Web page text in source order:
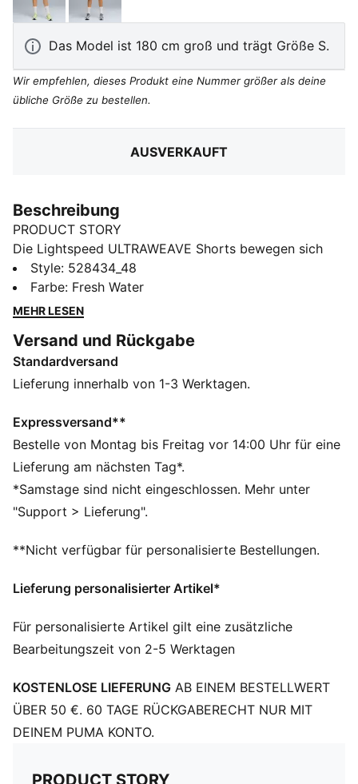
PUMA BlackApple Spritz
Das Model ist 180 cm groß und trägt Größe S.
Wir empfehlen, dieses Produkt eine Nummer größer als deine
übliche Größe zu bestellen.
AUSVERKAUFT
Beschreibung
PRODUCT STORY
Die Lightspeed ULTRAWEAVE Shorts bewegen sich
mit dir. Mit einem extrem luftigen, präzisionsgewebten
Gewebe, einem hohen Schlitz für Bewegungsfreiheit
und smarten Taschen, damit du dich auf dein Ziel
immer schneller. Deine Ausrüstung hält mit.
FEATURES + VORTEILE
FEUCHTIGKEITSREGULIERUNG: Technische dryCELL
trockenes und komfortables Tragegefühl
Hergestellt aus mindestens 50 % recycelten
Materialien.
DETAILS
Passform: Performance Fit
Hauptmaterial: Dobby
Bundhöhe: Mittel
Style: 528434_48
Farbe: Fresh Water
MEHR LESEN
Versand und Rückgabe
Standardversand
Lieferung innerhalb von 1-3 Werktagen.
Expressversand**
Bestelle von Montag bis Freitag vor 14:00 Uhr für eine
Lieferung am nächsten Tag*.
*Samstage sind nicht eingeschlossen. Mehr unter
"Support > Lieferung".
**Nicht verfügbar für personalisierte Bestellungen.
Lieferung personalisierter Artikel*
Für personalisierte Artikel gilt eine zusätzliche
Bearbeitungszeit von 2-5 Werktagen
KOSTENLOSE LIEFERUNG AB EINEM BESTELLWERT
ÜBER 50 €. 60 TAGE RÜCKGABERECHT NUR MIT
DEINEM PUMA KONTO.
PRODUCT STORY